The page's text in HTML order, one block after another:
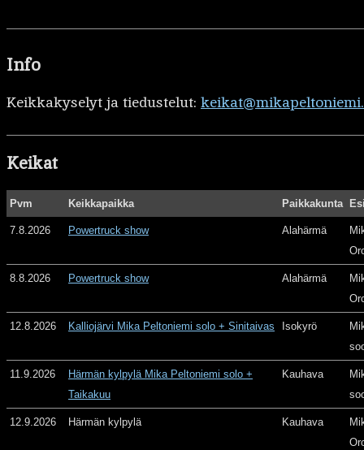
Info
Keikkakyselyt ja tiedustelut:
Keikat
Pvm Keikkapaikka Paikkakunta
7.8.2026 Powertruck show Alahärmä
8.8.2026 Powertruck show Alahärmä
12.8.2026 Kalliojärvi Mika Peltoniemi solo + Sinitaivas Isokyrö
11.9.2026
Härmän kylpylä Mika Peltoniemi solo +
Taikakuu
Kauhava
12.9.2026 Härmän kylpylä Kauhava